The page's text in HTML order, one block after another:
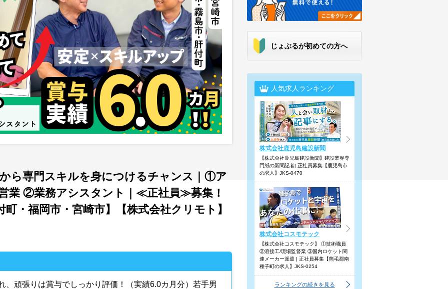
ら専門スキルを身につけるチャンス｜①ア
業 ②業務アシスタント｜≪正社員≫募集！
・福岡市・宮崎市】【株式会社クリモト】
、頑張りは賞与でしっかり評価！（実績6.0カ月分）若手男
じょぶるが初めての方へ
人気求人ランキング
株式会社鹿児島建設新聞
【株式会社鹿児島建設新聞】建設業界専
門紙の新聞記者| 正社員募集【鹿児島市
の求人】JKS-0470
株式会社コスモテック
【株式会社コスモテック】 ①技術職員
②溶接工/現場監督業 ③国内ロケット関
連メーカー派遣 | 正社員募集【熊毛郡南
種子町の求人】JKS-0254
ランキングの続きを見る